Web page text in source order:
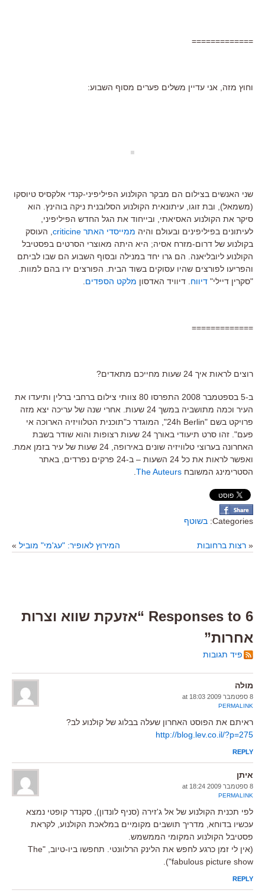
=============
וחוץ מזה, אני עדיין משלים פערים מסוף השבוע:
שני האנשים בצילום הם מבקר הקולנוע הפיליפיני-קנדי אלקסיס טיוסקו
(משמאל), ובת זוגו, עיתונאית הקולנוע הסלובנית ניקה בוהינץ. הוא
סיקר את הקולנוע האסיאתי, ובייחוד את הגל החדש הפיליפיני,
לעיתונים בפיליפינים ובעולם והיה ממייסדי האתר criticine
, העוסק
בקולנוע של דרום-מזרח אסיה; היא היתה מאוצרי הסרטים בפסטיבל
הקולנוע ליובליאנה. הם גרו יחד במנילה ובסוף השבוע הם שבו לביתם
והפריעו לפורצים שהיו עסוקים בשוד הבית. הפורצים ירו בהם למוות.
"סקרין דיילי" דיווח . דיוויד האדסון מלקט הספדים
=============
רוצים לראות איך 24 שעות מחייכם מתאדים?
ב-5 בספטמבר 2008 התפרסו 80 צוותי צילום ברחבי ברלין ותיעדו את
העיר וכמה מתושביה במשך 24 שעות. אחרי שנה של עריכה יצא מזה
פרויקט בשם "24h Berlin", המוגדר כ"תוכנית הטלוויזיה הארוכה אי
פעם". זהו סרט תיעודי באורך 24 שעות רצופות והוא שודר בשבת
האחרונה בערוצי טלוויזיה שונים באירופה, 24 שעות של עיר בזמן אמת.
ואפשר לראות את כל 24 השעות – ב-24 פרקים נפרדים, באתר
הסטרימינג המשובח The Auteurs
Categories: בשוטף
« רצות ברחובות המירוץ לאופיר: "עג'מי" מוביל »
6 Responses to “אזעקת שווא וצרות
אחרות”
פיד תגובות
מולה
8 ספטמבר 2009 at 18:03
PERMALINK
ראיתם את הפוסט האחרון שעלה בבלוג של קולנוע לב?
http://blog.lev.co.il/?p=275
REPLY
איתן
8 ספטמבר 2009 at 18:24
PERMALINK
לפי תכנית הקולנוע של אל ג'זירה (סניף לונדון), סקנדר קופטי נמצא
עכשיו בדוחא, מדריך תושבים מקומיים במלאכת הקולנוע, לקראת
פסטיבל הקולנוע המקומי הממשמש.
(אין לי זמן כרגע לחפש את הלינק הרלוונטי. תחפשו ביו-טיוב, "The
fabulous picture show").
REPLY